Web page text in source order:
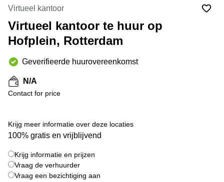
Hengelo
Hilversum
Hoofddorp
Deventer
Rotterdam
Tiel
Zwolle
Westpoort
Bodegraven-
Reeuwijk
Business
center
Arnhem
Business
Amsterdam
Westpoort
Hilversum
center
Den
Haag
Virtueel kantoor
Virtueel kantoor te huur op
Hofplein, Rotterdam
Geverifieerde huurovereenkomst
N/A
Contact for price
Krijg meer informatie over deze locaties
100% gratis en vrijblijvend
Krijg informatie en prijzen
Vraag de verhuurder
Vraag een bezichtiging aan